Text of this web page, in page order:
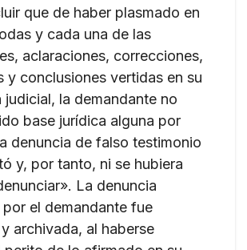
que de haber plasmado en
y cada una de las
aclaraciones, correcciones,
y conclusiones vertidas en su
judicial, la demandante no
base jurídica alguna por
denuncia de falso testimonio
y, por tanto, ni se hubiera
La denuncia
el demandante fue
archivada, al haberse